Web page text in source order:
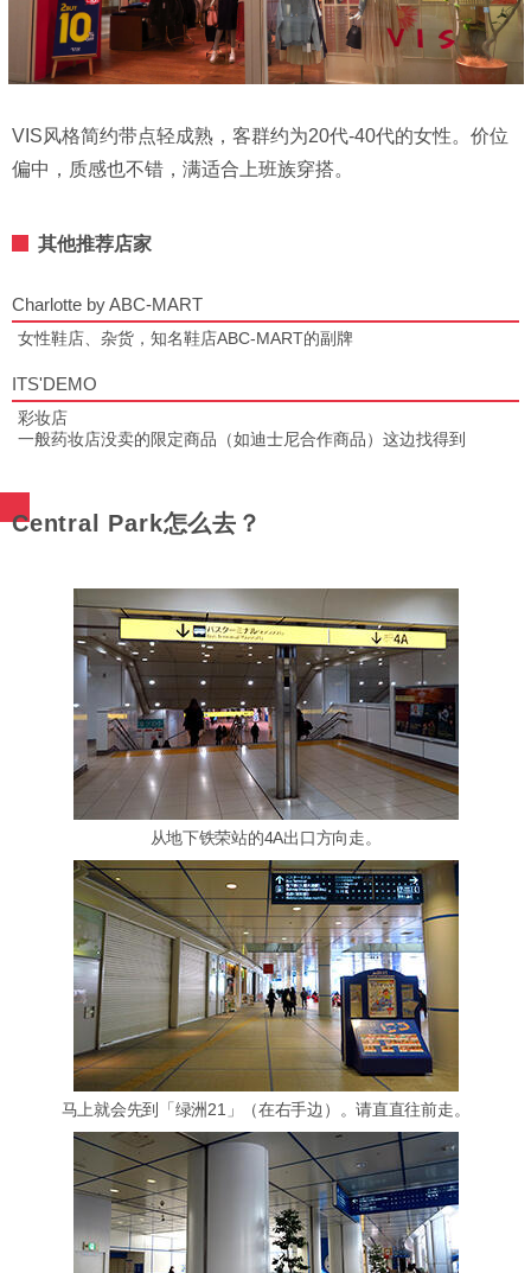
VIS风格简约带点轻成熟，客群约为20代-40代的女性。价位
偏中，质感也不错，满适合上班族穿搭。
其他推荐店家
Charlotte by ABC-MART
女性鞋店、杂货，知名鞋店ABC-MART的副牌
ITS'DEMO
彩妆店
一般药妆店没卖的限定商品（如迪士尼合作商品）这边找得到
Central Park怎么去？
从地下铁荣站的4A出口方向走。
马上就会先到「绿洲21」（在右手边）。请直直往前走。